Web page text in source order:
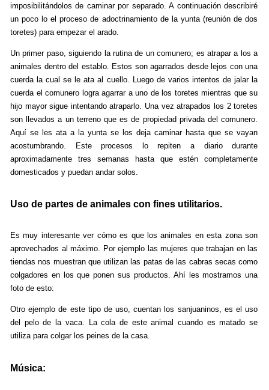
imposibilitándolos de caminar por separado. A continuación describiré
un poco lo el proceso de adoctrinamiento de la yunta (reunión de dos
toretes) para empezar el arado.
Un primer paso, siguiendo la rutina de un comunero; es atrapar a los a
animales dentro del establo. Estos son agarrados desde lejos con una
cuerda la cual se le ata al cuello. Luego de varios intentos de jalar la
cuerda el comunero logra agarrar a uno de los toretes mientras que su
hijo mayor sigue intentando atraparlo. Una vez atrapados los 2 toretes
son llevados a un terreno que es de propiedad privada del comunero.
Aquí se les ata a la yunta se los deja caminar hasta que se vayan
acostumbrando. Este procesos lo repiten a diario durante
aproximadamente tres semanas hasta que estén completamente
domesticados y puedan andar solos.
Uso de partes de animales con fines utilitarios.
Es muy interesante ver cómo es que los animales en esta zona son
aprovechados al máximo. Por ejemplo las mujeres que trabajan en las
tiendas nos muestran que utilizan las patas de las cabras secas como
colgadores en los que ponen sus productos. Ahí les mostramos una
foto de esto:
Otro ejemplo de este tipo de uso, cuentan los sanjuaninos, es el uso
del pelo de la vaca. La cola de este animal cuando es matado se
utiliza para colgar los peines de la casa.
Música: